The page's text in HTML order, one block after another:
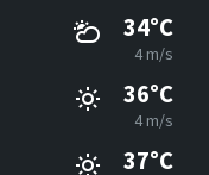
34°C
4 m/s
36°C
4 m/s
37°C